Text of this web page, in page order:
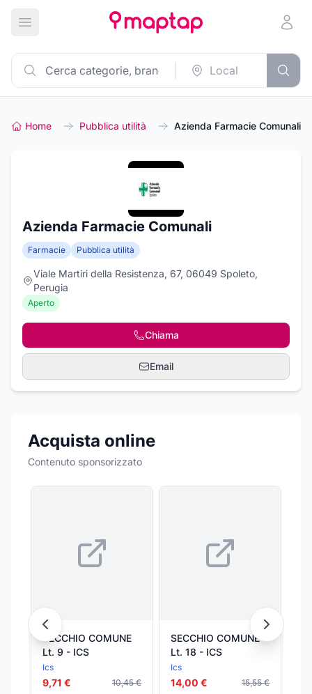
Apri menu principale
Home Pubblica utilità Azienda Farmacie Comunali
Azienda Farmacie Comunali
Farmacie Pubblica utilità
Viale Martiri della Resistenza, 67, 06049 Spoleto,
Perugia
Aperto
Chiama
Email
Acquista online
Contenuto sponsorizzato
SECCHIO COMUNE
Lt. 9 - ICS
Ics
9,71 € 10,45 €
SECCHIO COMUNE
Lt. 18 - ICS
Ics
14,00 € 15,55 €